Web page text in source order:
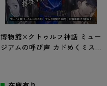
博物館×クトゥルフ神話 ミュー
ジアムの呼び声 カドめくミス